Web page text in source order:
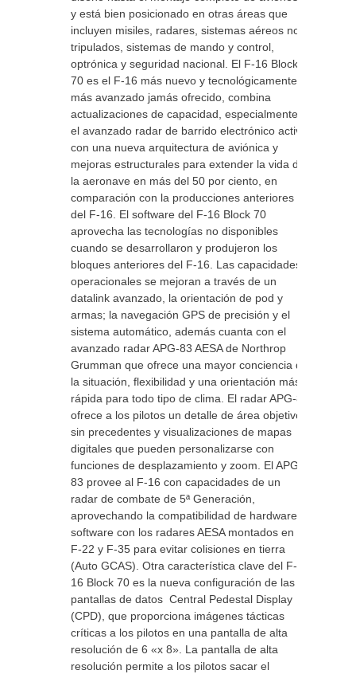
y está bien posicionado en otras áreas que
incluyen misiles, radares, sistemas aéreos no
tripulados, sistemas de mando y control,
optrónica y seguridad nacional. El F-16 Block
70 es el F-16 más nuevo y tecnológicamente
más avanzado jamás ofrecido, combina
actualizaciones de capacidad, especialmente
el avanzado radar de barrido electrónico activo
con una nueva arquitectura de aviónica y
mejoras estructurales para extender la vida de
la aeronave en más del 50 por ciento, en
comparación con la producciones anteriores
del F-16. El software del F-16 Block 70
aprovecha las tecnologías no disponibles
cuando se desarrollaron y produjeron los
bloques anteriores del F-16. Las capacidades
operacionales se mejoran a través de un
datalink avanzado, la orientación de pod y
armas; la navegación GPS de precisión y el
sistema automático, además cuanta con el
avanzado radar APG-83 AESA de Northrop
Grumman que ofrece una mayor conciencia de
la situación, flexibilidad y una orientación más
rápida para todo tipo de clima. El radar APG-83
ofrece a los pilotos un detalle de área objetivo
sin precedentes y visualizaciones de mapas
digitales que pueden personalizarse con
funciones de desplazamiento y zoom. El APG-
83 provee al F-16 con capacidades de un
radar de combate de 5ª Generación,
aprovechando la compatibilidad de hardware y
software con los radares AESA montados en el
F-22 y F-35 para evitar colisiones en tierra
(Auto GCAS). Otra característica clave del F-
16 Block 70 es la nueva configuración de las
pantallas de datos Central Pedestal Display
(CPD), que proporciona imágenes tácticas
críticas a los pilotos en una pantalla de alta
resolución de 6 «x 8». La pantalla de alta
resolución permite a los pilotos sacar el